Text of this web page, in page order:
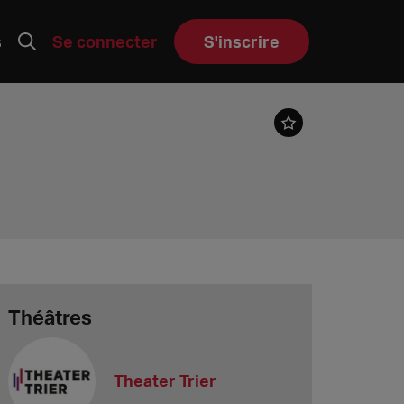
Se connecter S'inscrire
Théâtres
Theater Trier